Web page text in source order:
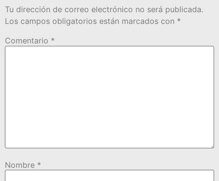
Tu dirección de correo electrónico no será publicada.
Los campos obligatorios están marcados con *
Comentario *
Nombre *